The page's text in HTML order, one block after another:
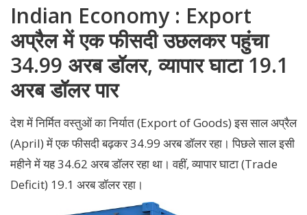
Indian Economy : Export
अप्रैल में एक फीसदी उछलकर पहुंचा
34.99 अरब डॉलर, व्‍यापार घाटा 19.1
अरब डॉलर पार
देश में निर्मित वस्तुओं का निर्यात (Export of Goods) इस साल अप्रैल
(April) में एक फीसदी बढ़कर 34.99 अरब डॉलर रहा। पिछले साल इसी
महीने में यह 34.62 अरब डॉलर रहा था। वहीं, व्यापार घाटा (Trade
Deficit) 19.1 अरब डॉलर रहा।